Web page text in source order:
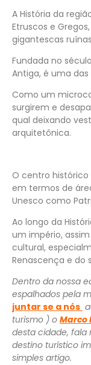
A História da
Etruscos e
gigantescas
Fundada no
Antiga, é uma
Como um
surgirem e
qual deixando
arquitetônica.
O centro histórico
em termos de
Unesco como
Ao longo da
um império,
cultural,
Renascença e do
Dentro da nossa
espalhados pela
juntar se a nós
turismo ) o Marco
desta cidade, fala
destino turístico
simples artigo.